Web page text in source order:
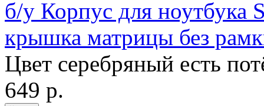
б/у Корпус для ноутбука
крышка матрицы без
Цвет серебряный есть
649 р.